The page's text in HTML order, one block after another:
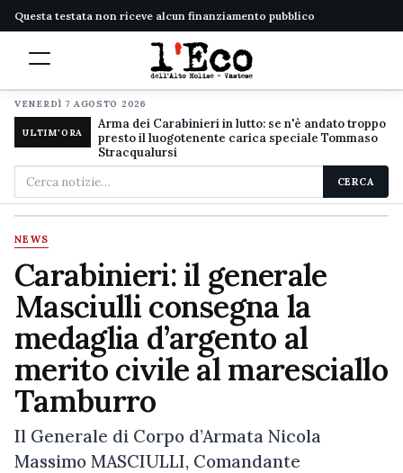
Questa testata non riceve alcun finanziamento pubblico
VENERDÌ 7 AGOSTO 2026
ULTIM'ORA
Arma dei Carabinieri in lutto: se n'è andato troppo
presto il luogotenente carica speciale Tommaso
Stracqualursi
Cerca
nel
sito
CERCA
NEWS
Carabinieri: il generale
Masciulli consegna la
medaglia d’argento al
merito civile al maresciallo
Tamburro
Il Generale di Corpo d’Armata Nicola
Massimo MASCIULLI, Comandante